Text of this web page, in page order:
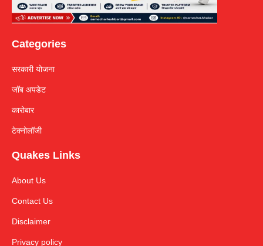
Categories
सरकारी योजना
जॉब अपडेट
कारोबार
टेक्नोलॉजी
Quakes Links
About Us
Contact Us
Disclaimer
Privacy policy